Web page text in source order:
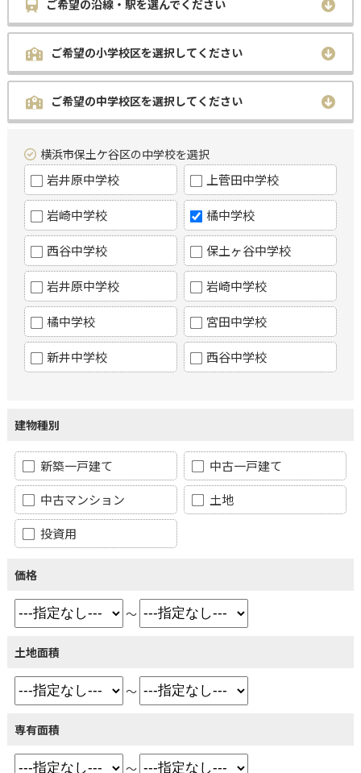
ご希望の沿線・駅を選んでください
ご希望の小学校区を選択してください
ご希望の中学校区を選択してください
横浜市保土ケ谷区の中学校を選択
岩井原中学校 上菅田中学校
岩崎中学校 橘中学校
西谷中学校 保土ヶ谷中学校
岩井原中学校 岩崎中学校
橘中学校 宮田中学校
新井中学校 西谷中学校
建物種別
新築一戸建て
中古一戸建て
中古マンション
土地
投資用
価格
～
土地面積
～
専有面積
～